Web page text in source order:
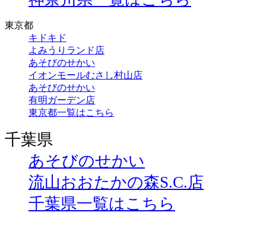
東京都
キドキド
よみうりランド店
あそびのせかい
イオンモールむさし村山店
あそびのせかい
有明ガーデン店
東京都一覧はこちら
千葉県
あそびのせかい
流山おおたかの森S.C.店
千葉県一覧はこちら